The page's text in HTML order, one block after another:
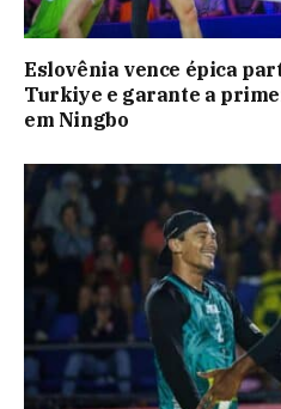
Eslovênia vence épica
Turkiye e garante a
em Ningbo